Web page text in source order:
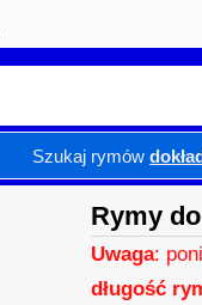
Szukaj rymów
Rymy
Uwaga:
długość